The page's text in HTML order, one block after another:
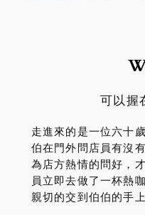
可以握
走進來的是一位六十
伯在門外問店員有沒
為店方熱情的問好，
員立即去做了一杯熱
親切的交到伯伯的手上